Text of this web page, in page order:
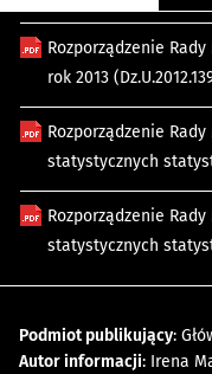
Rozporządzenie
rok 2013
Rozporządzenie
statystycznych
Rozporządzenie
statystycznych
Podmiot publikujący:
Autor informacji: Irena